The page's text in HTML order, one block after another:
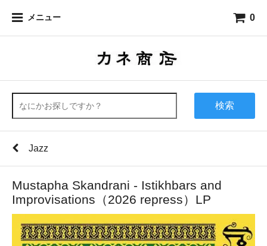
メニュー 0
検索
Jazz
Mustapha Skandrani - Istikhbars and
Improvisations（2026 repress​）LP